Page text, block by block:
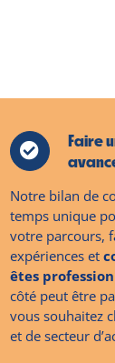
Faire
Notre bilan de
temps unique
votre parcours,
expériences et
êtes
côté peut être
vous souhaitez
et de secteur